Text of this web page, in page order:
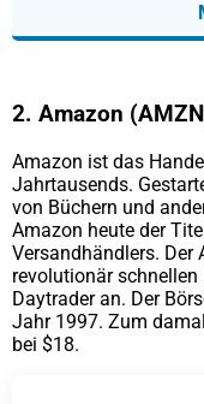
2. Amazon
Amazon ist das
Jahrtausends.
von Büchern und
Amazon heute der
Versandhändlers. Der
revolutionär
Daytrader an. Der
Jahr 1997. Zum
bei $18.